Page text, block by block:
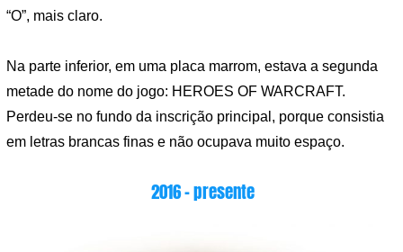
“O”, mais claro.
Na parte inferior, em uma placa marrom, estava a segunda
metade do nome do jogo: HEROES OF WARCRAFT.
Perdeu-se no fundo da inscrição principal, porque consistia
em letras brancas finas e não ocupava muito espaço.
2016 – presente